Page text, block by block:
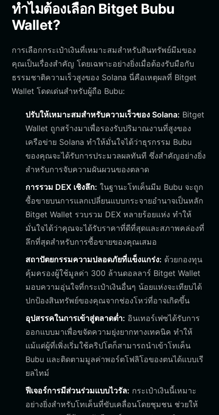
ทำไมต้องเลือก Bitget Bubu
Wallet?
การเลือกกระเป๋าเงินที่เหมาะสมสำหรับสินทรัพย์มีมของ
คุณเป็นเรื่องสำคัญ โดยเฉพาะอย่างยิ่งเมื่อต้องรับมือกับ
ธรรมชาติความเร็วสูงของ Solana นี่คือเหตุผลที่ Bitget
Wallet โดดเด่นสำหรับผู้ถือ Bubu:
ปรับให้เหมาะสมสำหรับความเร็วของ Solana: Bitget
Wallet ถูกสร้างมาเพื่อรองรับปริมาณงานที่สูงของ
เครือข่าย Solana ทำให้มั่นใจได้ว่าธุรกรรม Bubu
ของคุณจะได้รับการประมวลผลทันที ซึ่งสำคัญอย่างยิ่ง
สำหรับการจับความผันผวนของตลาด
การรวม DEX เชิงลึก: ในฐานะโทเค็นมีม Bubu จะถูก
ซื้อขายบนการแลกเปลี่ยนแบบกระจายอำนาจเป็นหลัก
Bitget Wallet รวบรวม DEX หลายร้อยแห่ง ทำให้
มั่นใจได้ว่าคุณจะได้รับราคาที่ดีที่สุดและสภาพคล่องที่
ลึกที่สุดสำหรับการซื้อขายของคุณเสมอ
สถาปัตยกรรมความปลอดภัยที่แข็งแกร่ง: ด้วยกองทุน
คุ้มครองผู้ใช้มูลค่า 300 ล้านดอลลาร์ Bitget Wallet
มอบความอุ่นใจที่กระเป๋าเงินอื่นๆ น้อยแห่งจะเทียบได้
ปกป้องสินทรัพย์ของคุณจากช่องโหว่ที่อาจเกิดขึ้น
อุปสรรคในการเข้าสู่ตลาดต่ำ: อินเทอร์เฟซได้รับการ
ออกแบบมาเพื่อขจัดความยุ่งยากทางเทคนิค ทำให้
แม้แต่ผู้ที่เพิ่งเริ่มใช้คริปโตก็สามารถนำเข้าโทเค็น
Bubu และติดตามมูลค่าพอร์ตโฟลิโอของตนได้แบบเรี
ยลไทม์
ฟีเจอร์การมีส่วนร่วมแบบไวรัล: กระเป๋าเงินนี้เหมาะ
อย่างยิ่งสำหรับโทเค็นที่ขับเคลื่อนโดยชุมชน ช่วยให้